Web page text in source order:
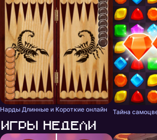
Нарды Длинные и Короткие онлайн
Игры недели